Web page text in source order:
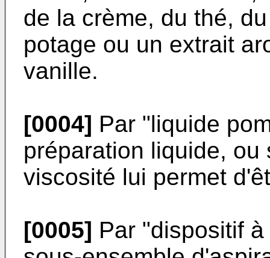
de la crème, du thé,
potage ou un extrait
vanille.
[0004] Par "liquide
préparation liquide,
viscosité lui permet
[0005] Par "dispositif